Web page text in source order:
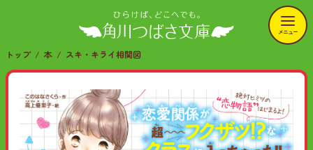
メニュー
トップ 本 スキ・キライ相関図